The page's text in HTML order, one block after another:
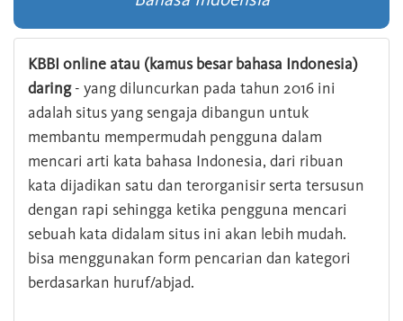
KBBI online atau (kamus besar bahasa Indonesia)
daring- yang diluncurkan pada tahun 2016 ini
adalah situs yang sengaja dibangun untuk
membantu mempermudah pengguna dalam
mencari arti kata bahasa Indonesia, dari ribuan
kata dijadikan satu dan terorganisir serta tersusun
dengan rapi sehingga ketika pengguna mencari
sebuah kata didalam situs ini akan lebih mudah.
bisa menggunakan form pencarian dan kategori
berdasarkan huruf/abjad.